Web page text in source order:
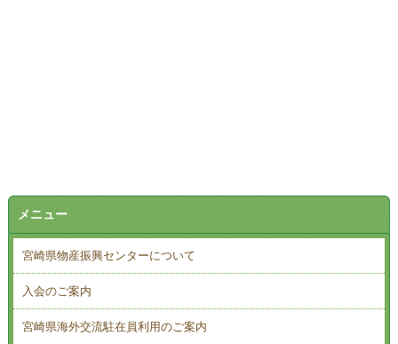
メニュー
宮崎県物産振興センターについて
入会のご案内
宮崎県海外交流駐在員利用のご案内